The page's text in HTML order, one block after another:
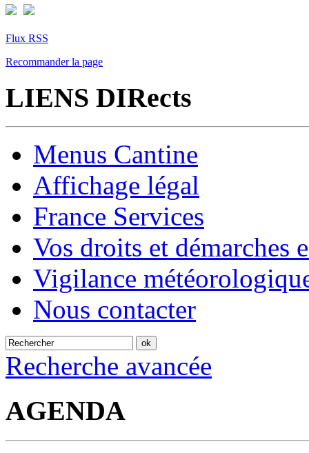
Flux RSS
Recommander la page
LIENS DIRects
Menus Cantine
Affichage légal
France Services
Vos droits et démarches
Vigilance
Nous contacter
Recherche avancée
AGENDA